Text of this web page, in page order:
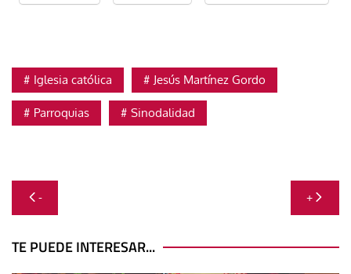
Iglesia católica Jesús Martínez Gordo
Parroquias Sinodalidad
Navegación
de
entradas
- +
TE PUEDE INTERESAR...